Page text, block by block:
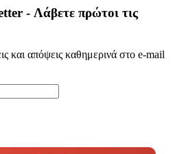
- Λάβετε πρώτοι τις
και απόψεις καθημερινά στο e-mail